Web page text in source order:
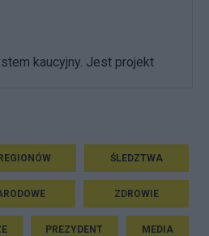
kaucyjny. Jest projekt
ŚLEDZTWA
ZDROWIE
PREZYDENT MEDIA